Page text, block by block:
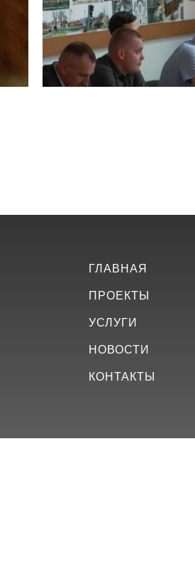
ГЛАВНАЯ
ПРОЕКТЫ
УСЛУГИ
НОВОСТИ
КОНТАКТЫ